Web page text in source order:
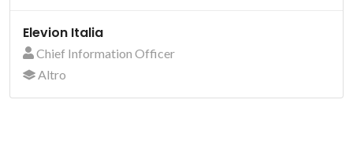
Elevion Italia
Chief Information Officer
Altro